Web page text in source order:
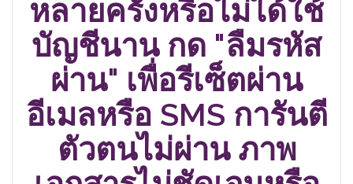
หลายครั้งหรือไม่ได้ใช้
บัญชีนาน กด "ลืมรหัส
ผ่าน" เพื่อรีเซ็ตผ่าน
อีเมลหรือ SMS การันตี
ตัวตนไม่ผ่าน ภาพ